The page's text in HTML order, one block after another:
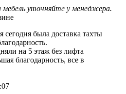
уточняйте у менеджера.
сегодня была доставка тахты
на 5 этаж без лифта
благодарность, все в